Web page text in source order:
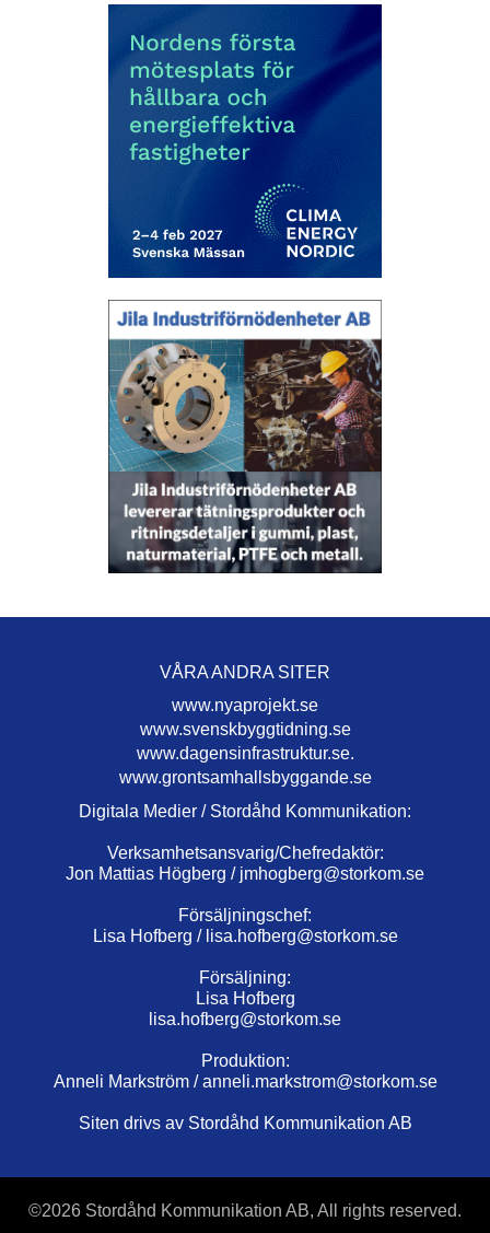
VÅRA ANDRA SITER
www.nyaprojekt.se
www.svenskbyggtidning.se
www.dagensinfrastruktur.se.
www.grontsamhallsbyggande.se
Digitala Medier / Stordåhd Kommunikation:
Verksamhetsansvarig/Chefredaktör:
Jon Mattias Högberg / jmhogberg@storkom.se
Försäljningschef:
Lisa Hofberg / lisa.hofberg@storkom.se
Försäljning:
Lisa Hofberg
lisa.hofberg@storkom.se
Produktion:
Anneli Markström /anneli.markstrom@storkom.se
Siten drivs av Stordåhd Kommunikation AB
©2026 Stordåhd Kommunikation AB, All rights reserved.